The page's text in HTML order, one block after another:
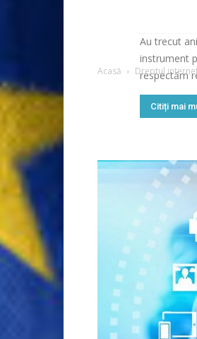
Acasă Dreptul
Au trecut
instrument
respectăm
Citiți mai